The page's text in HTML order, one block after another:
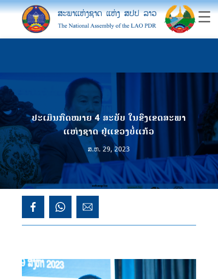
ປະເມີນກົດໝາຍ 4 ສະບັບ ໃນຂົງເຂດສະພາ
ແຫ່ງຊາດ ຢູ່ແຂວງບໍ່ແກ້ວ
ສ.ຫ. 29, 2023